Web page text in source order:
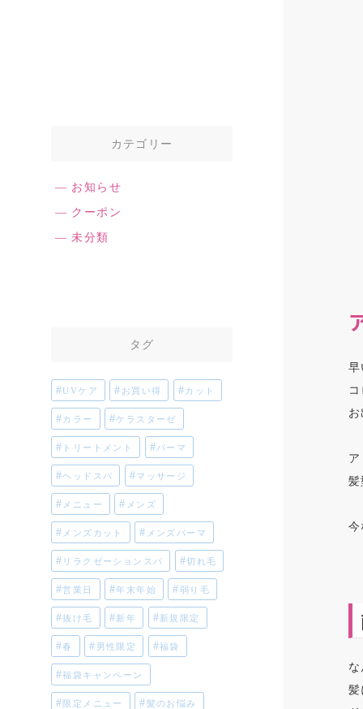
早
髪
今
髪
カテゴリー
お知らせ
クーポン
未分類
タグ
UVケア お買い得 カット
カラー ケラスターゼ
トリートメント パーマ
ヘッドスパ マッサージ
メニュー メンズ
メンズカット メンズパーマ
リラクゼーションスパ 切れ毛
営業日 年末年始 弱り毛
抜け毛 新年 新規限定
春 男性限定 福袋
福袋キャンペーン
限定メニュー 髪のお悩み